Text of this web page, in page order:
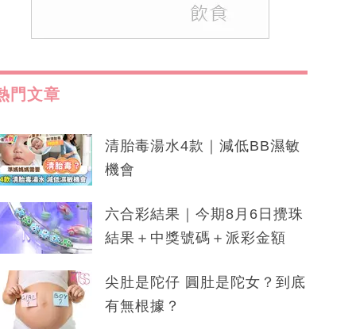
門文章
清胎毒湯水4款｜減低BB濕敏
機會
六合彩結果｜今期8月6日攪珠
結果＋中獎號碼＋派彩金額
尖肚是陀仔 圓肚是陀女？到底
有無根據？